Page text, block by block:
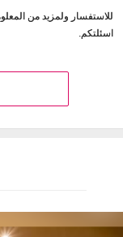
للاستفسار ولمزيد من
اسئلتكم.